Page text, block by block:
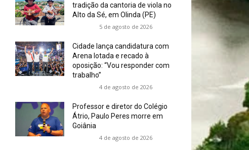
tradição da cantoria de viola no
Alto da Sé, em Olinda (PE)
5 de agosto de 2026
Cidade lança candidatura com
Arena lotada e recado à
oposição: “Vou responder com
trabalho”
4 de agosto de 2026
Professor e diretor do Colégio
Átrio, Paulo Peres morre em
Goiânia
4 de agosto de 2026